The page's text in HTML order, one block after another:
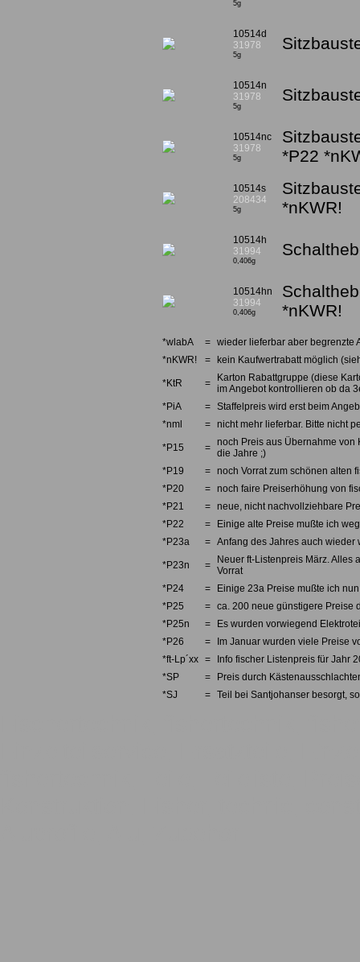
5g
10514d
31978
5g
10514n
31978
5g
10514nc
31978
5g
*P22
10514s
208434
5g
*nKWR!
10514h
31994
0,406g
10514hn
31994
0,406g
*nKWR!
*wlabA = wieder lieferbar aber begrenzte
*nKWR!
= kein Kaufwertrabatt möglich
*KtR =
Karton Rabattgruppe (diese
im Angebot kontrollieren ob da
*PiA
= Staffelpreis wird erst beim
*nml
= nicht mehr lieferbar. Bitte nicht
*P15 = noch Preis aus Übernahme von
die Jahre ;)
*P19
= noch Vorrat zum schönen alten
*P20
= noch faire Preiserhöhung von
*P21
= neue, nicht nachvollziehbare
*P22
=
Einige alte Preise mußte ich
*P23a
= Anfang des Jahres auch
*P23n =
Neuer ft-Listenpreis März. Alles
Vorrat
*P24
=
Einige 23a Preise mußte ich
*P25
= ca. 200 neue günstigere Preise
*P25n
=
Es wurden vorwiegend
*P26
=
Im Januar wurden viele Preise
*ft-Lp´xx =
Info fischer Listenpreis für Jahr
*SP
=
Preis durch
*SJ
= Teil bei Santjohanser besorgt,